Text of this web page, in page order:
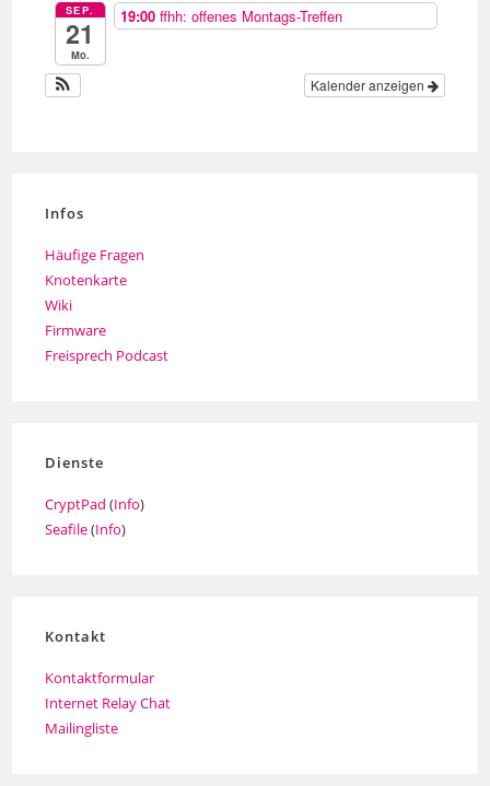
SEP.
21
Mo.
19:00 ffhh: offenes Montags-Treffen
Kalender anzeigen
Infos
Häufige Fragen
Knotenkarte
Wiki
Firmware
Freisprech Podcast
Dienste
CryptPad (Info)
Seafile(Info)
Kontakt
Kontaktformular
Internet Relay Chat
Mailingliste